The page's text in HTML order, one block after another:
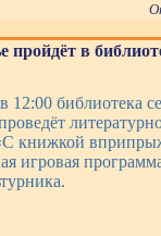
пройдёт в
в 12:00 библиотека
книжкой
игровая